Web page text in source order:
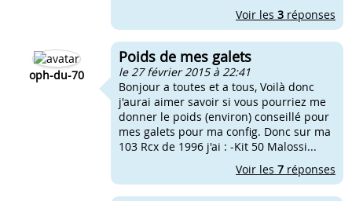
Voir les 3 réponses
oph-du-70
Poids de mes galets
le 27 février 2015 à 22:41
Bonjour a toutes et a tous, Voilà donc
j'aurai aimer savoir si vous pourriez me
donner le poids (environ) conseillé pour
mes galets pour ma config. Donc sur ma
103 Rcx de 1996 j'ai : -Kit 50 Malossi...
Voir les 7 réponses